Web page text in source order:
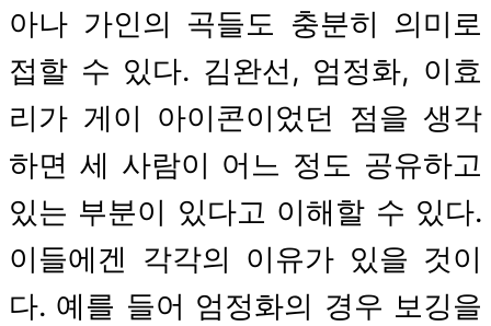
아나 가인의 곡들도 충분히 의미로
접할 수 있다. 김완선, 엄정화, 이효
리가 게이 아이콘이었던 점을 생각
하면 세 사람이 어느 정도 공유하고
있는 부분이 있다고 이해할 수 있다.
이들에겐 각각의 이유가 있을 것이
다. 예를 들어 엄정화의 경우 보깅을